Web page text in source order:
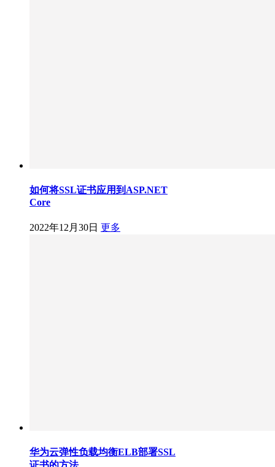
如何将SSL证书应用到ASP.NET
Core
2022年12月30日 更多
华为云弹性负载均衡ELB部署SSL
证书的方法